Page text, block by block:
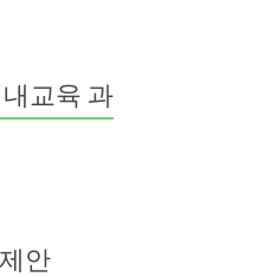
교육 과
안